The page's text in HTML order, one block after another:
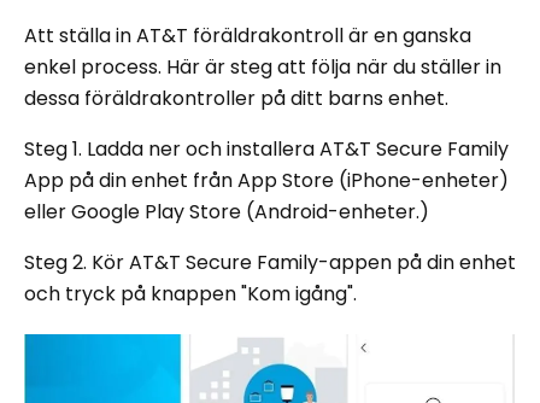
Att ställa in AT&T föräldrakontroll är en ganska
enkel process. Här är steg att följa när du ställer in
dessa föräldrakontroller på ditt barns enhet.
Steg 1. Ladda ner och installera AT&T Secure Family
App på din enhet från App Store (iPhone-enheter)
eller Google Play Store (Android-enheter.)
Steg 2. Kör AT&T Secure Family-appen på din enhet
och tryck på knappen "Kom igång".